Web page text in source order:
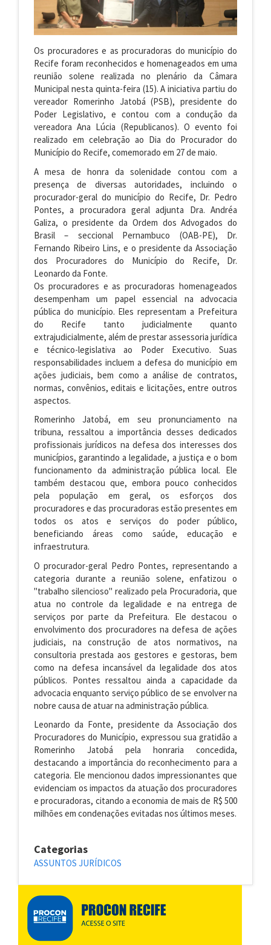
Os procuradores e as procuradoras do município do
Recife foram reconhecidos e homenageados em uma
reunião solene realizada no plenário da Câmara
Municipal nesta quinta-feira (15). A iniciativa partiu do
vereador Romerinho Jatobá (PSB), presidente do
Poder Legislativo, e contou com a condução da
vereadora Ana Lúcia (Republicanos). O evento foi
realizado em celebração ao Dia do Procurador do
Município do Recife, comemorado em 27 de maio.
A mesa de honra da solenidade contou com a
presença de diversas autoridades, incluindo o
procurador-geral do município do Recife, Dr. Pedro
Pontes, a procuradora geral adjunta Dra. Andréa
Galiza, o presidente da Ordem dos Advogados do
Brasil – seccional Pernambuco (OAB-PE), Dr.
Fernando Ribeiro Lins, e o presidente da Associação
dos Procuradores do Município do Recife, Dr.
Leonardo da Fonte.
Os procuradores e as procuradoras homenageados
desempenham um papel essencial na advocacia
pública do município. Eles representam a Prefeitura
do Recife tanto judicialmente quanto
extrajudicialmente, além de prestar assessoria jurídica
e técnico-legislativa ao Poder Executivo. Suas
responsabilidades incluem a defesa do município em
ações judiciais, bem como a análise de contratos,
normas, convênios, editais e licitações, entre outros
aspectos.
Romerinho Jatobá, em seu pronunciamento na
tribuna, ressaltou a importância desses dedicados
profissionais jurídicos na defesa dos interesses dos
municípios, garantindo a legalidade, a justiça e o bom
funcionamento da administração pública local. Ele
também destacou que, embora pouco conhecidos
pela população em geral, os esforços dos
procuradores e das procuradoras estão presentes em
todos os atos e serviços do poder público,
beneficiando áreas como saúde, educação e
infraestrutura.
O procurador-geral Pedro Pontes, representando a
categoria durante a reunião solene, enfatizou o
"trabalho silencioso" realizado pela Procuradoria, que
atua no controle da legalidade e na entrega de
serviços por parte da Prefeitura. Ele destacou o
envolvimento dos procuradores na defesa de ações
judiciais, na construção de atos normativos, na
consultoria prestada aos gestores e gestoras, bem
como na defesa incansável da legalidade dos atos
públicos. Pontes ressaltou ainda a capacidade da
advocacia enquanto serviço público de se envolver na
nobre causa de atuar na administração pública.
Leonardo da Fonte, presidente da Associação dos
Procuradores do Município, expressou sua gratidão a
Romerinho Jatobá pela honraria concedida,
destacando a importância do reconhecimento para a
categoria. Ele mencionou dados impressionantes que
evidenciam os impactos da atuação dos procuradores
e procuradoras, citando a economia de mais de R$ 500
milhões em condenações evitadas nos últimos meses.
Categorias
ASSUNTOS JURÍDICOS